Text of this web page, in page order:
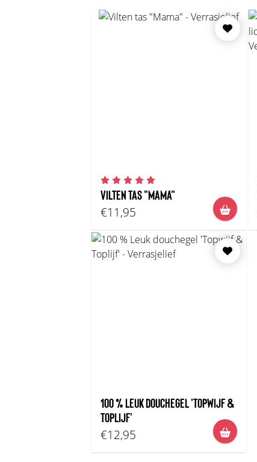
VILTEN TAS "MAMA"
€11,95
100 % LEUK DOUCHEGEL 'TOPWIJF &
TOPLIJF'
€12,95